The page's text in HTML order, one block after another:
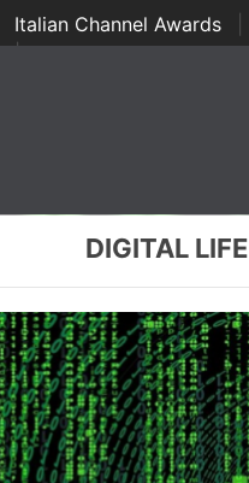
Italian Channel Awards
| ...
DIGITAL LIFE